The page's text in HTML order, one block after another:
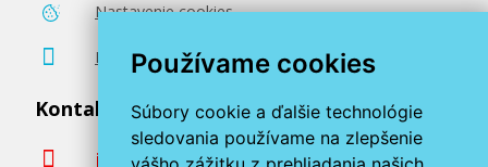
Používame cookies
Súbory cookie a ďalšie technológie
sledovania používame na zlepšenie
Nastavenie cookies
Poradenstvo zadarmo
Kontaktujte nás
info@miroluk.sk